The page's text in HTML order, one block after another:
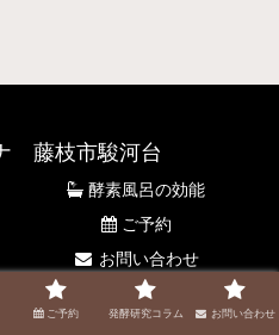
藤枝市駿河台
酵素風呂の効能
ご予約
お問い合わせ
ハナ 藤枝市駿河台.
ご予約 発酵研究コラム お問い合わせ